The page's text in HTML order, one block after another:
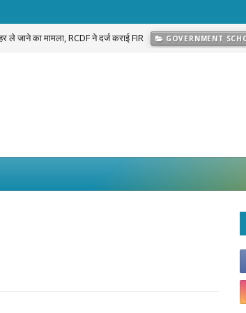
जाने का मामला, RCDF ने दर्ज कराई FIR GOVERNMENT